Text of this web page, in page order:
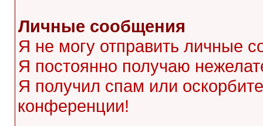
Личные сообщения
Я не могу отправить личные
Я постоянно получаю
Я получил спам или
конференции!